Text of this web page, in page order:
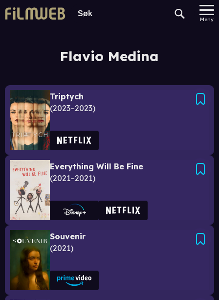
Meny
Flavio Medina
Triptych
2023–2023
Everything Will Be Fine
2021–2021
Souvenir
2021